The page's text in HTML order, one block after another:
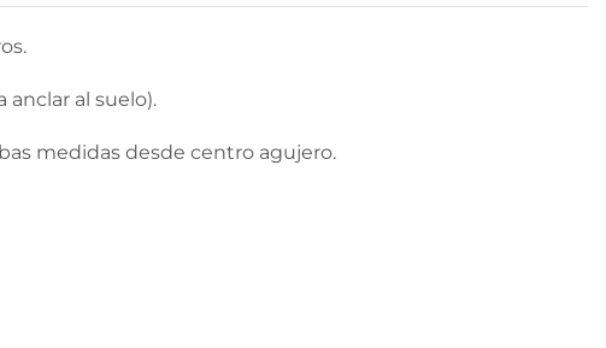
al suelo).
medidas desde centro agujero.